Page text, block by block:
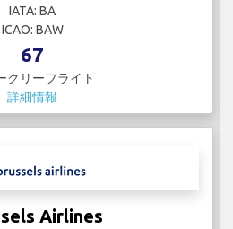
IATA: BA
ICAO: BAW
67
クリーフライト
詳細情報
Airlines